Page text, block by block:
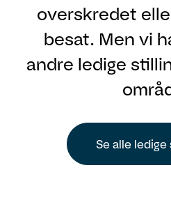
overskredet
besat. Men vi
andre ledige
Se alle